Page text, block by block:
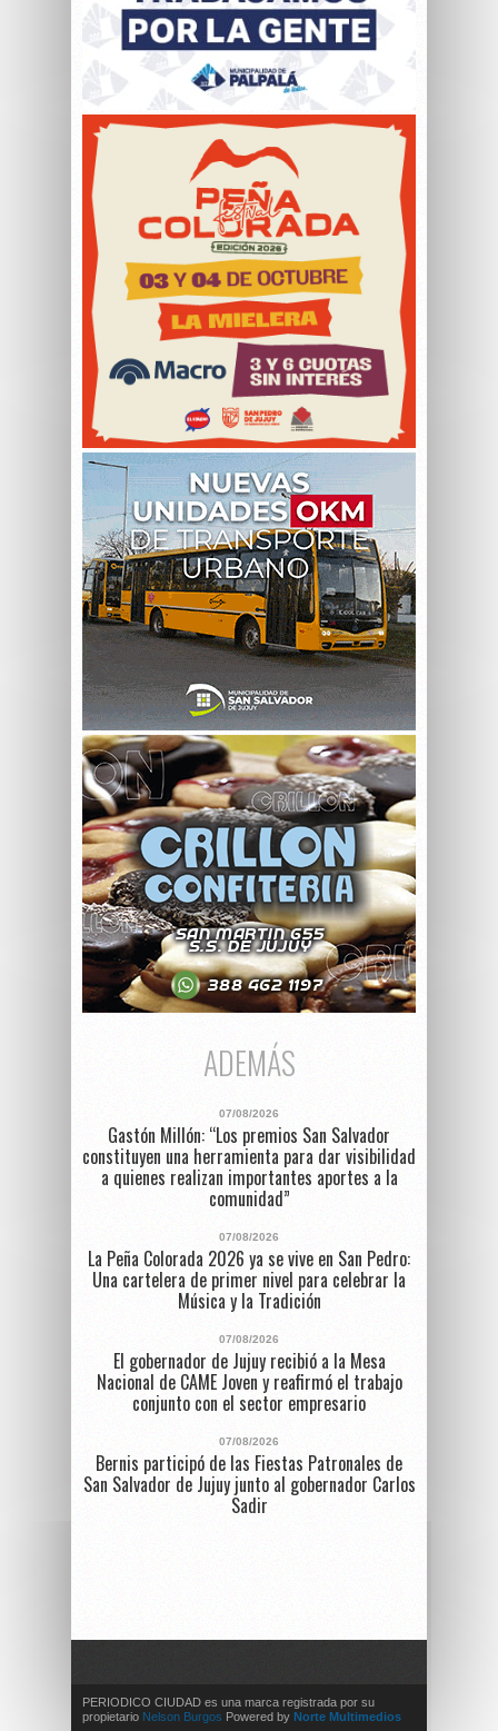
ADEMÁS
07/08/2026
Gastón Millón: “Los premios San Salvador
constituyen una herramienta para dar visibilidad
a quienes realizan importantes aportes a la
comunidad”
07/08/2026
La Peña Colorada 2026 ya se vive en San Pedro:
Una cartelera de primer nivel para celebrar la
Música y la Tradición
07/08/2026
El gobernador de Jujuy recibió a la Mesa
Nacional de CAME Joven y reafirmó el trabajo
conjunto con el sector empresario
07/08/2026
Bernis participó de las Fiestas Patronales de
San Salvador de Jujuy junto al gobernador Carlos
Sadir
PERIODICO CIUDAD es una marca registrada por su
propietario Nelson Burgos Powered by Norte Multimedios